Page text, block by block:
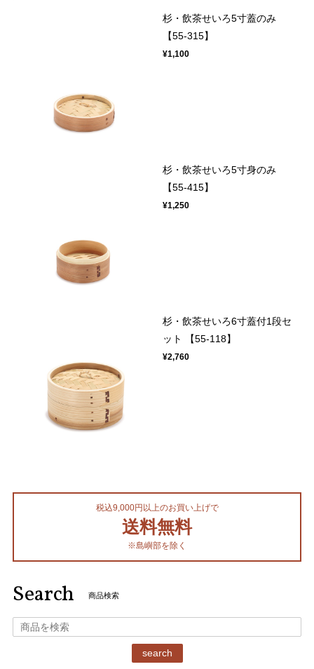
杉・飲茶せいろ5寸蓋のみ
【55-315】
¥1,100
杉・飲茶せいろ5寸身のみ
【55-415】
¥1,250
杉・飲茶せいろ6寸蓋付1段セ
ット 【55-118】
¥2,760
税込9,000円以上のお買い上げで
送料無料
※島嶼部を除く
Search 商品検索
search